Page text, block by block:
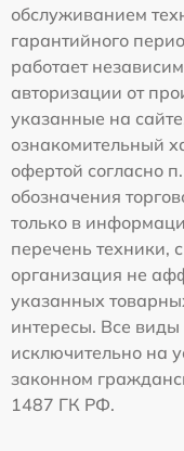
обслуживанием
гарантийного
работает
авторизации от
указанные на
ознакомительный
офертой согласно
обозначения
только в
перечень техники,
организация не
указанных
интересы. Все
исключительно на
законном
1487 ГК РФ.